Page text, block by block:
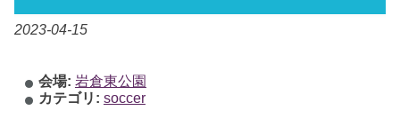
2023-04-15
会場: 岩倉東公園
カテゴリ: soccer